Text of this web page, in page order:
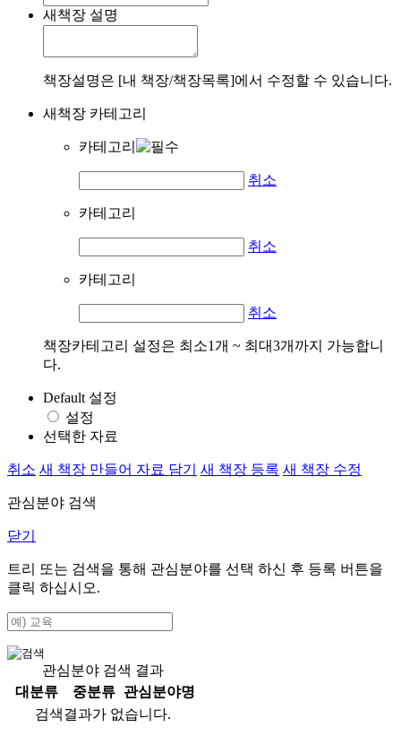
새책장 설명
책장설명은 [내 책장/책장목록]에서 수정할 수 있습니다.
새책장 카테고리
카테고리
취소
카테고리
취소
카테고리
취소
책장카테고리 설정은 최소1개 ~ 최대3개까지 가능합니
다.
Default 설정
설정
선택한 자료
취소 새 책장 만들어 자료 담기 새 책장 등록 새 책장 수정
관심분야 검색
닫기
트리 또는 검색을 통해 관심분야를 선택 하신 후 등록 버튼을
클릭 하십시오.
관심분야 검색 결과
대분류
중분류
관심분야명
검색결과가 없습니다.